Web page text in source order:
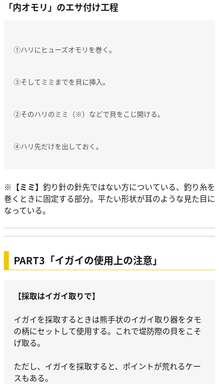
「内オモリ」のエサ付け工程
①ハリにヒューズオモリを巻く。
③そしてミミまでを貝に挿入。
②そのハリのミミ（※）などで貝をこじ開ける。
④ハリ先だけを出しておく。
※ 【ミミ】 釣り針の針先ではない方についている、釣り糸を
巻くときに固定する部分。平たい形状が耳のような見た目に
なっている。
PART3「イガイの使用上の注意」
【採取はイガイ取りで】
イガイを採取するときは熊手状のイガイ取り器をタモ
の柄にセットして使用する。これで堤防際の貝をこそ
げ取る。
ただし、イガイを採取すると、ポイントが荒れるケー
スもある。